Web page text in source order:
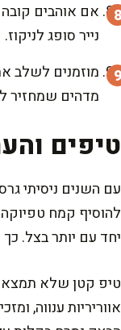
נייר סופג לניקוז.
מוזמנים לשלב
מדהים שמחזיר
טיפים
עם השנים ניסיתי
להוסיף קמח
יחד עם יותר בצל.
אווריריות ענווה,